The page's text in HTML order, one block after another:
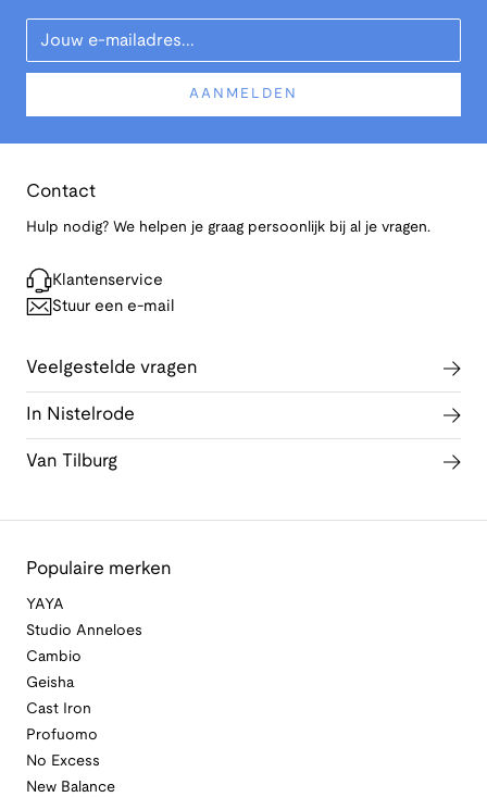
Your Email
AANMELDEN
Contact
Hulp nodig? We helpen je graag persoonlijk bij al je vragen.
Klantenservice
Stuur een e-mail
Veelgestelde vragen
In Nistelrode
Van Tilburg
Populaire merken
YAYA
Studio Anneloes
Cambio
Geisha
Cast Iron
Profuomo
No Excess
New Balance